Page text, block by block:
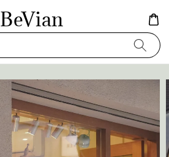
BeVian